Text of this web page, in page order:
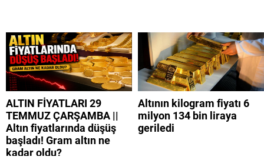
ALTIN FİYATLARI 29
TEMMUZ ÇARŞAMBA ||
Altın fiyatlarında düşüş
başladı! Gram altın ne
kadar oldu?
Altının kilogram fiyatı 6
milyon 134 bin liraya
geriledi